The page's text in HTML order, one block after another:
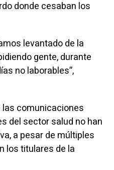
donde cesaban los
levantado de la
gente, durante
no laborables”,
comunicaciones
del sector salud no han
a pesar de múltiples
los titulares de la